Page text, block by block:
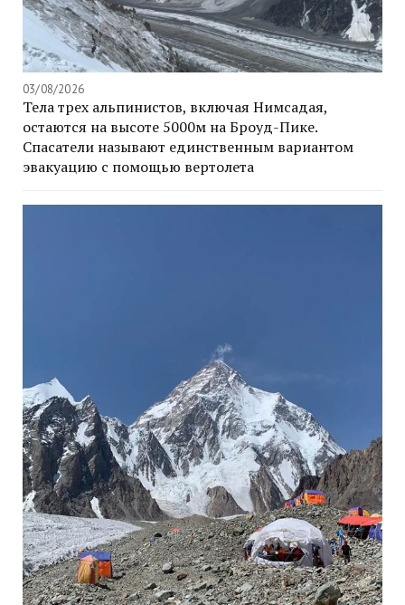
03/08/2026
Тела трех альпинистов, включая Нимсадая,
остаются на высоте 5000м на Броуд-Пике.
Спасатели называют единственным вариантом
эвакуацию с помощью вертолета